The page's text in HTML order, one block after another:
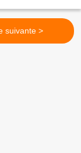
suivante >